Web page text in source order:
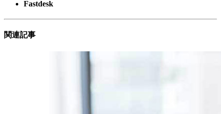
Fastdesk
関連記事